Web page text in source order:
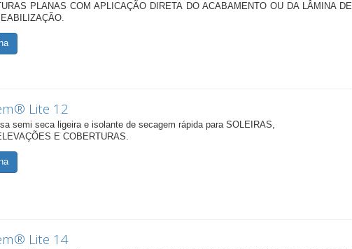
PLANAS COM APLICAÇÃO DIRETA DO ACABAMENTO OU DA LÂMINA DE
Lite 12
semi seca ligeira e isolante de secagem rápida para SOLEIRAS,
E COBERTURAS.
Lite 14